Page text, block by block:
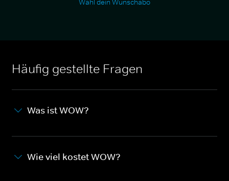
Wähl dein Wunschabo
Häufig gestellte Fragen
Was ist WOW?
Wie viel kostet WOW?